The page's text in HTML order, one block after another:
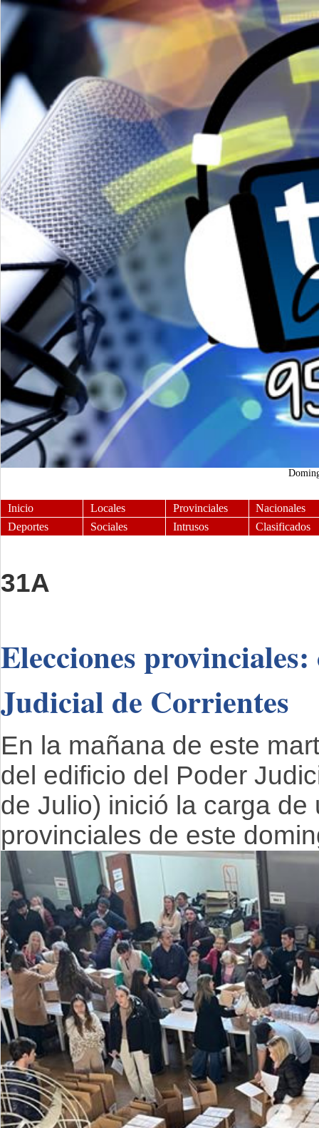
Inicio Locales Provinciales
Nacionales
Deportes
Sociales Intrusos Clasificados
31A
Elecciones
Judicial de Corrientes
En la mañana de este
del edificio del Poder
de Julio) inició la carga
provinciales de este